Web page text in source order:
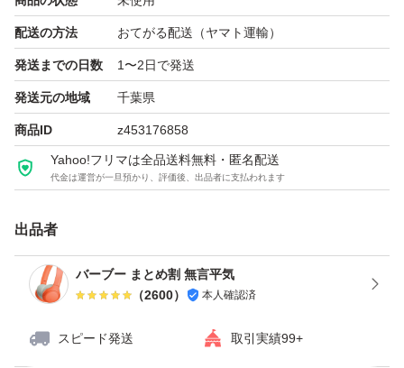
配送の方法 おてがる配送（ヤマト運輸）
発送までの日数 1〜2日で発送
発送元の地域 千葉県
商品ID z453176858
Yahoo!フリマは全品送料無料・匿名配送
代金は運営が一旦預かり、評価後、出品者に支払われます
出品者
バーブー まとめ割 無言平気
（2600） 本人確認済
スピード発送 取引実績99+